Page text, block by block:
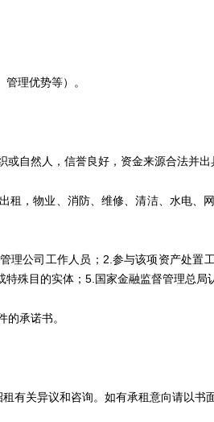
理优势等）。
然人，信誉良好，资金来源合法并出
，物业、消防、维修、清洁、水电、
公司工作人员；2.参与该项资产处置
殊目的实体；5.国家金融监督管理总局
承诺书。
关异议和咨询。如有承租意向请以书面